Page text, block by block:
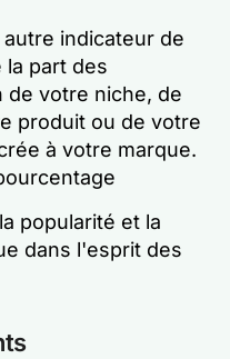
indicateur de
la part des
de votre niche, de
produit ou de votre
à votre marque.
popularité et la
dans l'esprit des